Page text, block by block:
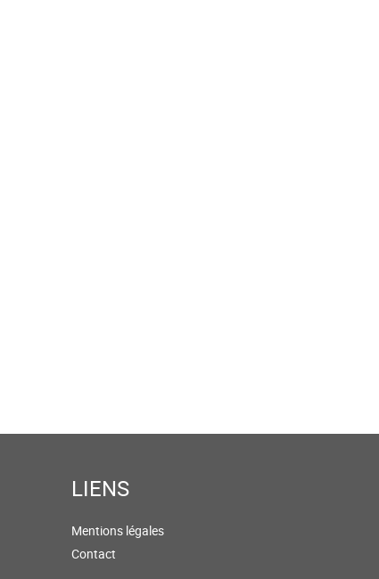
LIENS
Mentions légales
Contact